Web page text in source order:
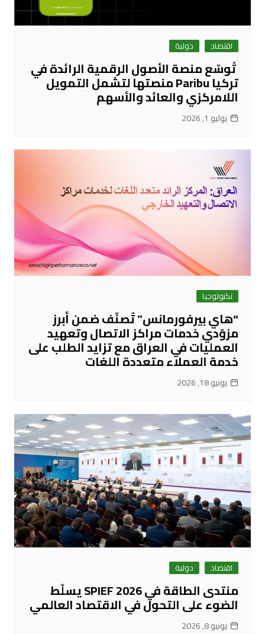
اقتصاد دولية
تُوسّع منصة الأصول الرقمية الرائدة في
تركيا Paribu منصتها لتشمل التمويل
اللامركزي والعائد والأسهم
يوليو 1, 2026
تكنولوجيا
“هاي بيرفورمانس” تُصنّف ضمن أبرز
مزوّدي خدمات مراكز الاتصال وتعهيد
العمليات في العراق مع تزايد الطلب على
خدمة العملاء متعددة اللغات
يونيو 18, 2026
اقتصاد دولية
منتدى الطاقة في SPIEF 2026 يسلّط
الضوء على التحول في الاقتصاد العالمي
يونيو 8, 2026